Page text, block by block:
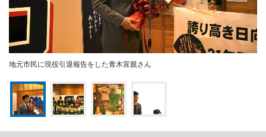
地元市民に現役引退報告をした青木宣親さん